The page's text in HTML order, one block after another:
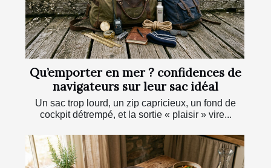
Qu’emporter en mer ? confidences de
navigateurs sur leur sac idéal
Un sac trop lourd, un zip capricieux, un fond de
cockpit détrempé, et la sortie « plaisir » vire...